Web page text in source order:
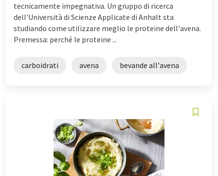
tecnicamente impegnativa. Un gruppo di ricerca
dell'Università di Scienze Applicate di Anhalt sta
studiando come utilizzare meglio le proteine dell'avena.
Premessa: perché le proteine ...
carboidrati avena bevande all'avena